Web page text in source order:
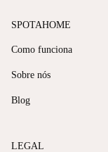
SPOTAHOME
Como funciona
Sobre nós
Blog
LEGAL